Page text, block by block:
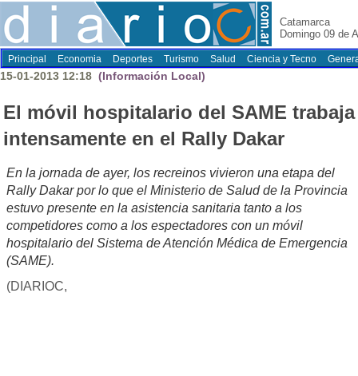
Catamarca
Domingo 09 de
Principal Economia Deportes Turismo Salud Ciencia y Tecno
15-01-2013 12:18 (Información Local)
El móvil hospitalario del SAME trabaja
intensamente en el Rally Dakar
En la jornada de ayer, los recreinos vivieron una etapa del
Rally Dakar por lo que el Ministerio de Salud de la Provincia
estuvo presente en la asistencia sanitaria tanto a los
competidores como a los espectadores con un móvil
hospitalario del Sistema de Atención Médica de Emergencia
(SAME).
(DIARIOC,